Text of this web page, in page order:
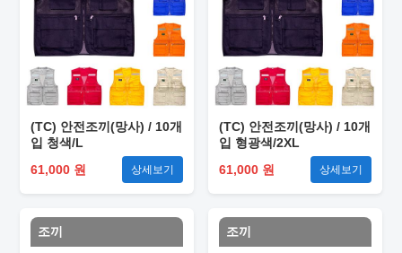
(TC) 안전조끼(망사) / 10개
입 청색/L
61,000 원
상세보기
(TC) 안전조끼(망사) / 10개
입 형광색/2XL
61,000 원
상세보기
조끼 조끼